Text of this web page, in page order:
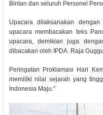
Bintan dan seluruh Personel
Upacara dilaksanakan
upacara membacakan teks
upacara, demikian juga
dibacakan oleh IPDA Raja
Peringatan Proklamasi Hari
memiliki nilai sejarah yang
Indonesia Maju.”